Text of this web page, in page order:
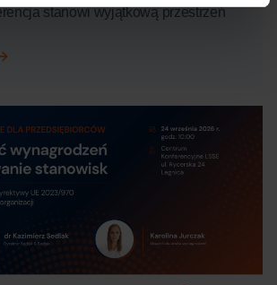
stanowi wyjątkową przestrzeń